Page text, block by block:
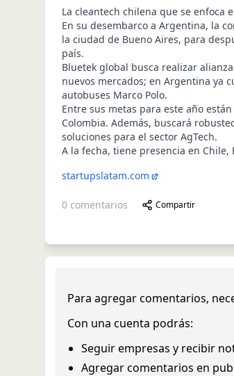
La cleantech chilena que se enfoca
En su desembarco a Argentina, la
la ciudad de Bueno Aires, para
país.
Bluetek global busca realizar
nuevos mercados; en Argentina ya
autobuses Marco Polo.
Entre sus metas para este año
Colombia. Además, buscará
soluciones para el sector AgTech.
A la fecha, tiene presencia en Chile,
startupslatam.com
0 comentarios Compartir
Para agregar comentarios,
Con una cuenta podrás:
Seguir empresas y recibir
Agregar comentarios en